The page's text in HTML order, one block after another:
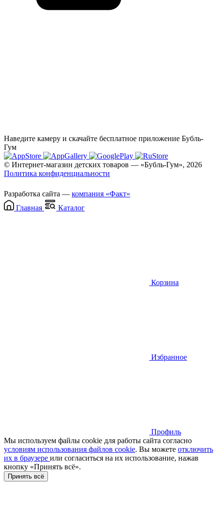
Наведите камеру и скачайте бесплатное приложение Бубль-
Гум
© Интернет-магазин детских товаров — «Бубль-Гум», 2026
Политика конфиденциальности
Разработка сайта — компания «Факт»
Главная
Каталог
Корзина
Избранное
Профиль
Мы используем файлы cookie для работы сайта согласно
условиям использования файлов cookie. Вы можете отключить
их в браузере или cогласиться на их использование, нажав
кнопку «Принять всё».
Принять всё